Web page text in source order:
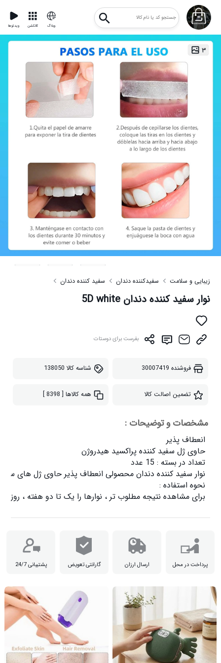
ویدئوها کالکشن وبلاگ
۳
زیبایی و سلامت سفیدکننده دندان سفید کننده دندان
نوار سفید کننده دندان 5D white
بفرست برای دوستات
فروشنده 30007419 شناسه کالا 138050
تضمین اصالت کالا همه کالاها [ 8398 ]
مشخصات و توضیحات :
برای مشاهده نتیجه مطلوب تر ، نوارها را یک تا دو هفته ،
پرداخت در محل ارسال ارزان گارانتی تعویض پشتیبانی 24/7